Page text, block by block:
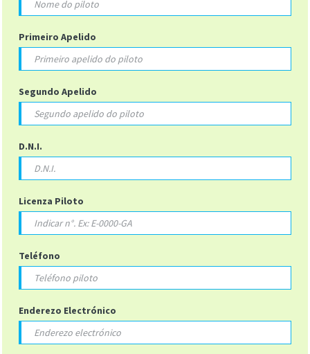
Primeiro Apelido
Segundo Apelido
D.N.I.
Licenza Piloto
Teléfono
Enderezo Electrónico